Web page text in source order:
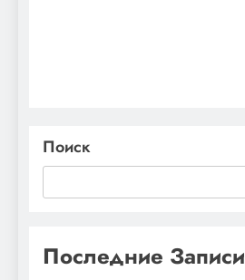
Поиск
Последние Записи